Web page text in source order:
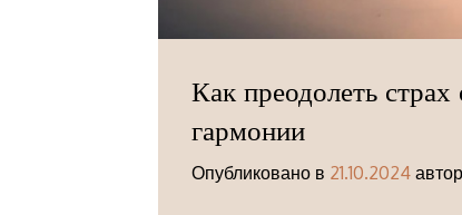
Как преодолеть
гармонии
Опубликовано в 21.10.2024